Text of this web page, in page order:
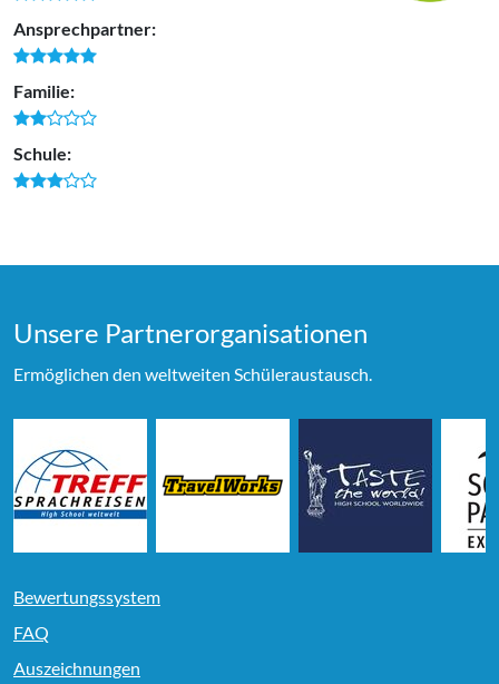
Ansprechpartner:
Familie:
Schule:
Unsere Partner­organi­sationen
Ermöglichen den weltweiten Schüleraustausch.
Bewertungssystem
FAQ
Auszeichnungen